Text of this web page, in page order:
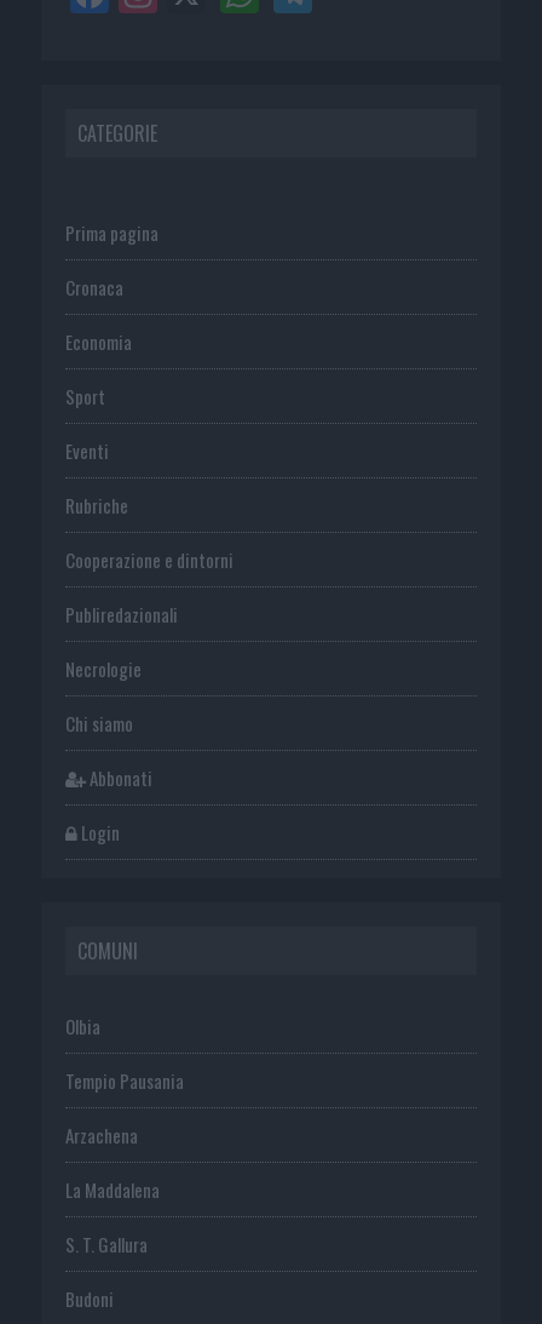
CATEGORIE
Prima pagina
Cronaca
Economia
Sport
Eventi
Rubriche
Cooperazione e dintorni
Publiredazionali
Necrologie
Chi siamo
Abbonati
Login
COMUNI
Olbia
Tempio Pausania
Arzachena
La Maddalena
S. T. Gallura
Budoni